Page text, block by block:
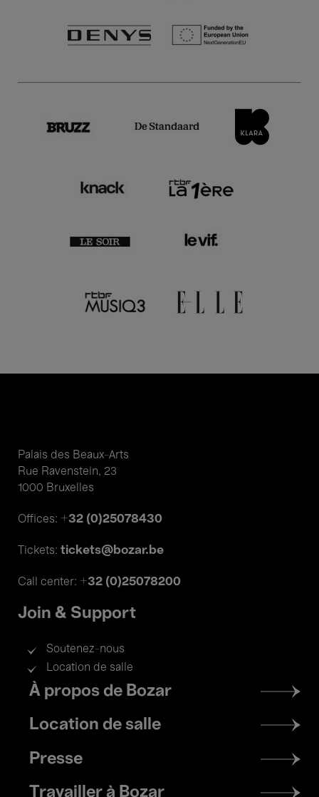
Palais des Beaux-Arts
Rue Ravenstein, 23
1000 Bruxelles
Offices: +32 (0)25078430
Tickets: tickets@bozar.be
Call center: +32 (0)25078200
Join & Support
Soutenez-nous
Location de salle
Footer
menu
À propos de Bozar
Location de salle
Presse
Travailler à Bozar